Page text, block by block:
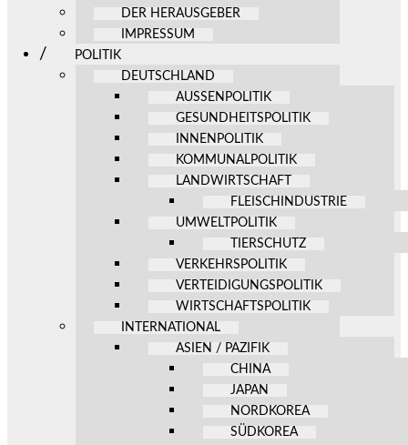
DER HERAUSGEBER
IMPRESSUM
POLITIK
DEUTSCHLAND
AUSSENPOLITIK
GESUNDHEITSPOLITIK
INNENPOLITIK
KOMMUNALPOLITIK
LANDWIRTSCHAFT
FLEISCHINDUSTRIE
UMWELTPOLITIK
TIERSCHUTZ
VERKEHRSPOLITIK
VERTEIDIGUNGSPOLITIK
WIRTSCHAFTSPOLITIK
INTERNATIONAL
ASIEN / PAZIFIK
CHINA
JAPAN
NORDKOREA
SÜDKOREA